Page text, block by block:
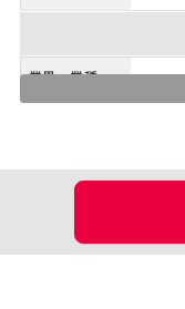
業界・業種
スキル SQL